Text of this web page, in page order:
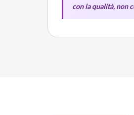
con la qualità, non